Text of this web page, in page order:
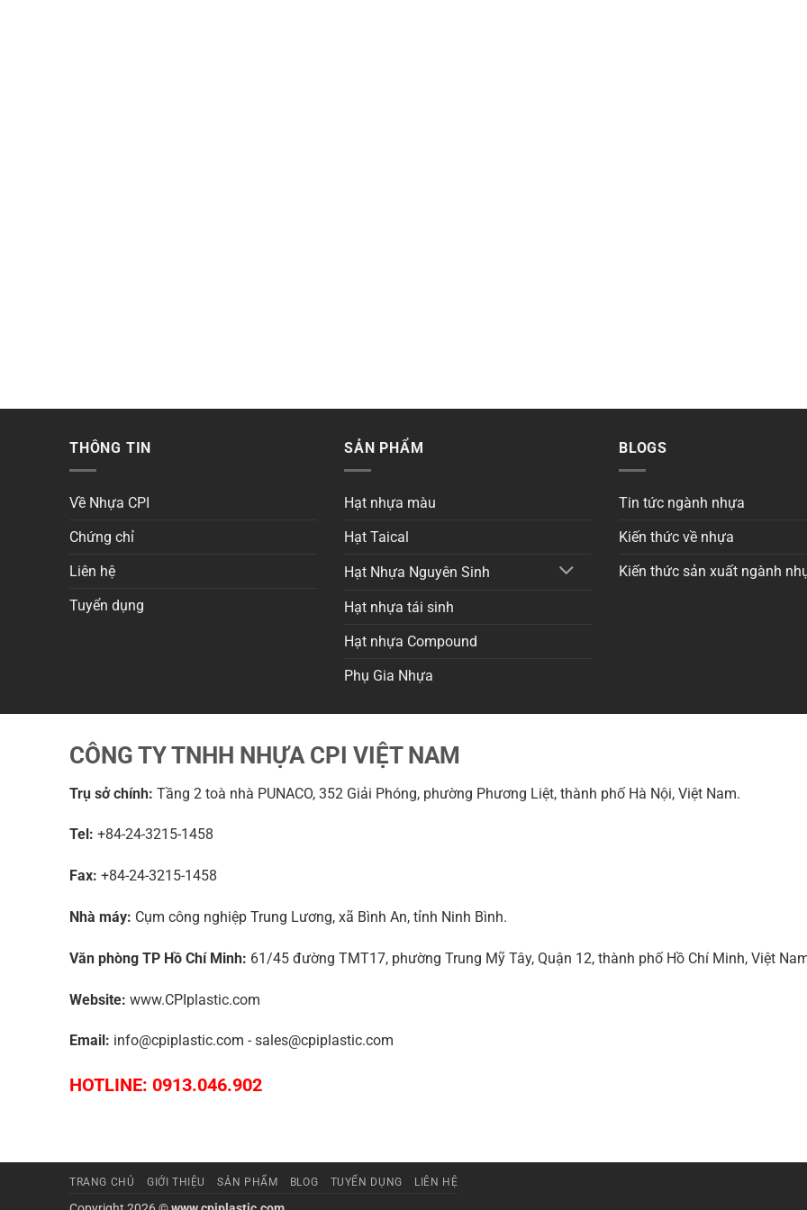
THÔNG TIN
Về Nhựa CPI
Chứng chỉ
Liên hệ
Tuyển dụng
SẢN PHẨM
Hạt nhựa màu
Hạt Taical
Hạt Nhựa Nguyên Sinh
Hạt nhựa tái sinh
Hạt nhựa Compound
Phụ Gia Nhựa
BLOGS
Tin tức ngành nhựa
Kiến thức về nhựa
Kiến thức sản xuất ngành
CÔNG TY TNHH NHỰA CPI VIỆT NAM
Trụ sở chính: Tầng 2 toà nhà PUNACO, 352 Giải Phóng, phường Phương Liệt, thành phố Hà Nội, Việt Nam.
Tel: +84-24-3215-1458
Fax: +84-24-3215-1458
Nhà máy: Cụm công nghiệp Trung Lương, xã Bình An, tỉnh Ninh Bình.
Văn phòng TP Hồ Chí Minh: 61/45 đường TMT17, phường Trung Mỹ Tây, Quận 12, thành phố Hồ Chí Minh, Việt
Website: www.CPIplastic.com
Email: info@cpiplastic.com - sales@cpiplastic.com
HOTLINE: 0913.046.902
TRANG CHỦ GIỚI THIỆU SẢN PHẨM BLOG TUYỂN DỤNG LIÊN HỆ